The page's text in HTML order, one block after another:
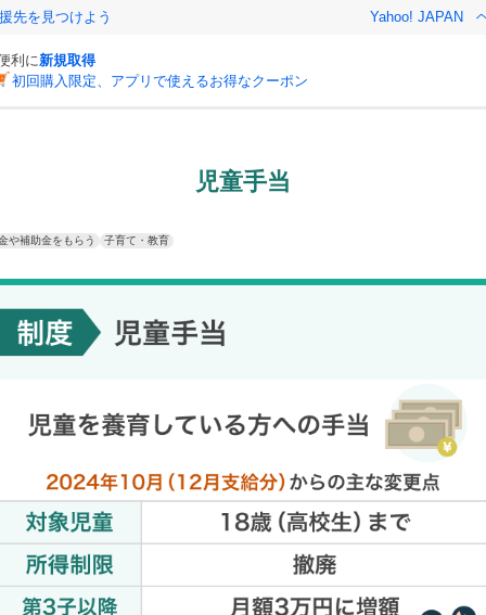
先を見つけよう Yahoo! JAPAN
利に新規取得
初回購入限定、アプリで使えるお得なクーポン
児童手当
や補助金をもらう 子育て・教育